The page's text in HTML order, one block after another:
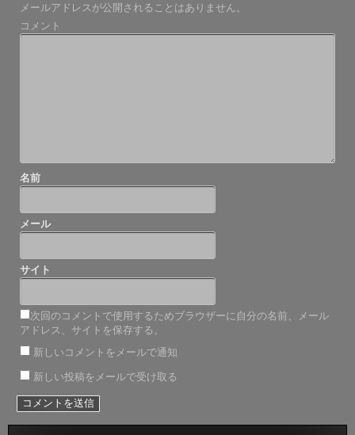
ゲ
ー
メールアドレスが公開されることはありません。
コメント
名前
メール
サイト
次回のコメントで使用するためブラウザーに自分の名前、メール
アドレス、サイトを保存する。
新しいコメントをメールで通知
新しい投稿をメールで受け取る